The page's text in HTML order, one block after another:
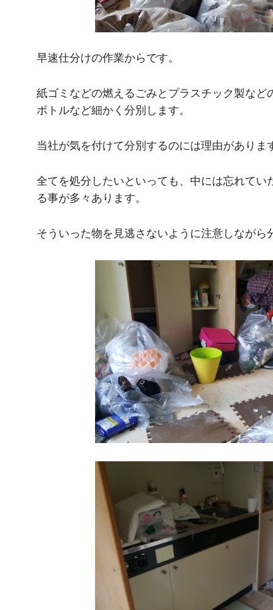
早速仕分けの作業からです。
紙ゴミなどの燃えるごみとプラスチック製な
ボトルなど細かく分別します。
当社が気を付けて分別するのには理由がありま
全てを処分したいといっても、中には忘れて
る事が多々あります。
そういった物を見逃さないように注意しながら